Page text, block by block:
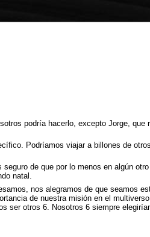
podría hacerlo, excepto Jorge, que
Podríamos viajar a billones de
de que por lo menos en algún otro
natal.
nos alegramos de que seamos
de nuestra misión en el
ser otros 6. Nosotros 6 siempre